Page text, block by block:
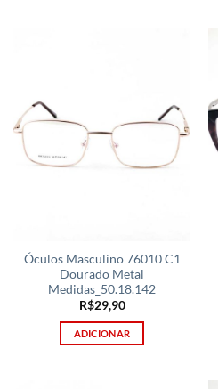
Óculos Masculino 76010 C1
Dourado Metal
Medidas_50.18.142
R$29,90
ADICIONAR